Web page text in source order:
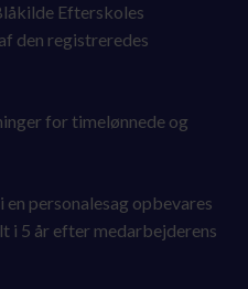
Efterskoles
den registreredes
for timelønnede og
personalesag opbevares
i 5 år efter medarbejderens